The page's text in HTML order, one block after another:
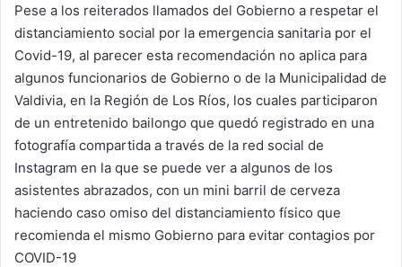
Pese a los reiterados llamados del Gobierno a respetar el
distanciamiento social por la emergencia sanitaria por el
Covid-19, al parecer esta recomendación no aplica para
algunos funcionarios de Gobierno o de la Municipalidad de
Valdivia, en la Región de Los Ríos, los cuales participaron
de un entretenido bailongo que quedó registrado en una
fotografía compartida a través de la red social de
Instagram en la que se puede ver a algunos de los
asistentes abrazados, con un mini barril de cerveza
haciendo caso omiso del distanciamiento físico que
recomienda el mismo Gobierno para evitar contagios por
COVID-19